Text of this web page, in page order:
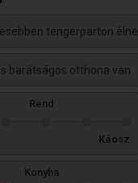
tengerparton élne
barátságos otthona van
Rend
Káosz
Konyha